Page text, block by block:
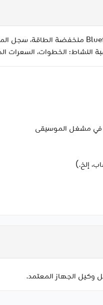
النشاط: الخطوات، السعرات
في مشغل الموسيقى
وكيل الجهاز المعتمد.